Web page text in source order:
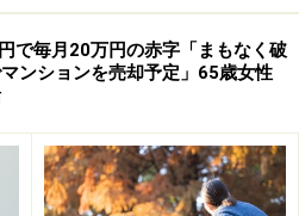
は、金利が比較的高い時にキャ
た。預け入れの手間はかかり
おくよりは少しはマシだと考
で毎月20万円の赤字「まもなく破
ンションを売却予定」65歳女性